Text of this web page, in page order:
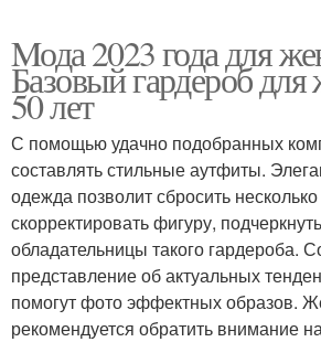
Mода 2023 года для
Базовый гардероб
50 лет
С помощью удачно подобранных
составлять стильные аутфиты.
одежда позволит сбросить
скорректировать фигуру,
обладательницы такого гардероба.
представление об актуальных
помогут фото эффектных образов.
рекомендуется обратить внимание